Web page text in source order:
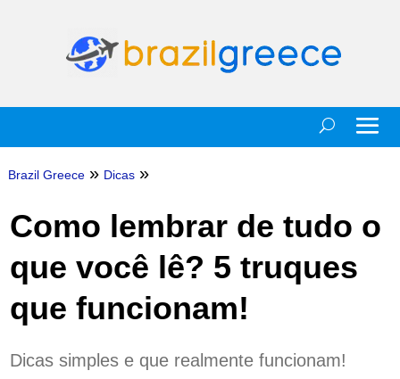
Brazil Greece » Dicas »
Como lembrar de tudo o
que você lê? 5 truques
que funcionam!
Dicas simples e que realmente funcionam!